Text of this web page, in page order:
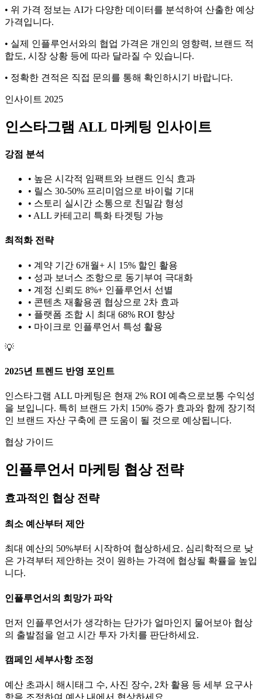
• 위 가격 정보는 AI가 다양한 데이터를 분석하여 산출한 예상
가격입니다.
• 실제 인플루언서와의 협업 가격은 개인의 영향력, 브랜드 적
합도, 시장 상황 등에 따라 달라질 수 있습니다.
• 정확한 견적은 직접 문의를 통해 확인하시기 바랍니다.
인사이트 2025
인스타그램 ALL 마케팅 인사이트
강점 분석
• 높은 시각적 임팩트와 브랜드 인식 효과
• 릴스 30-50% 프리미엄으로 바이럴 기대
• 스토리 실시간 소통으로 친밀감 형성
• ALL 카테고리 특화 타겟팅 가능
최적화 전략
• 계약 기간 6개월+ 시 15% 할인 활용
• 성과 보너스 조항으로 동기부여 극대화
• 계정 신뢰도 8%+ 인플루언서 선별
• 콘텐츠 재활용권 협상으로 2차 효과
• 플랫폼 조합 시 최대 68% ROI 향상
• 마이크로 인플루언서 특성 활용
💡
2025년 트렌드 반영 포인트
인스타그램 ALL 마케팅은 현재 2% ROI 예측으로 보통 수익성
을 보입니다. 특히 브랜드 가치
150% 증가 효과와 함께 장기적
인 브랜드 자산 구축에 큰 도움이 될 것으로 예상됩니다.
협상 가이드
인플루언서 마케팅 협상 전략
효과적인 협상 전략
최소 예산부터 제안
최대 예산의 50%부터 시작하여 협상하세요. 심리학적으로 낮
은 가격부터 제안하는 것이 원하는 가격에 협상될 확률을 높입
니다.
인플루언서의 희망가 파악
먼저 인플루언서가 생각하는 단가가 얼마인지 물어보아 협상
의 출발점을 얻고 시간 투자 가치를 판단하세요.
캠페인 세부사항 조정
예산 초과시 해시태그 수, 사진 장수, 2차 활용 등 세부 요구사
항을 조정하여 예산 내에서 협상하세요.